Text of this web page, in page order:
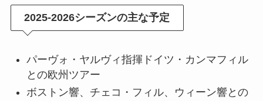
2025-2026シーズンの主な予定
パーヴォ・ヤルヴィ指揮ドイツ・カンマフィル
との欧州ツアー
ボストン響、チェコ・フィル、ウィーン響との